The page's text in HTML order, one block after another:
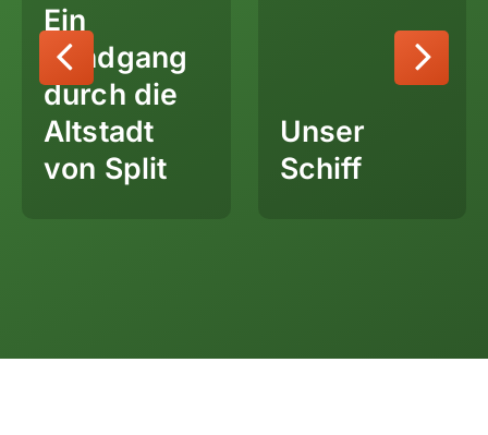
Ein
Rundgang
durch die
Altstadt
von Split
Unser
Schiff